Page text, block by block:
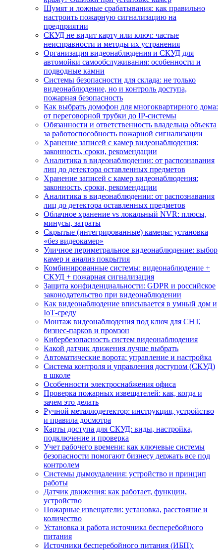
Шумят и ложные срабатывания: как правильно
настроить пожарную сигнализацию на
предприятии
СКУД не видит карту или ключ: частые
неисправности и методы их устранения
Организация видеонаблюдения и СКУД для
автомойки самообслуживания: особенности и
подводные камни
Системы безопасности для склада: не только
видеонаблюдение, но и контроль доступа,
пожарная безопасность
Как выбрать домофон для многоквартирного дома:
от переговорной трубки до IP-системы
Обязанности и ответственность владельца объекта
за работоспособность пожарной сигнализации
Хранение записей с камер видеонаблюдения:
законность, сроки, рекомендации
Аналитика в видеонаблюдении: от распознавания
лиц до детектора оставленных предметов
Хранение записей с камер видеонаблюдения:
законность, сроки, рекомендации
Аналитика в видеонаблюдении: от распознавания
лиц до детектора оставленных предметов
Облачное хранение vs локальный NVR: плюсы,
минусы, затраты
Скрытые (интегрированные) камеры: установка
«без видеокамер»
Уличное периметральное видеонаблюдение: выбор
камер и анализ покрытия
Комбинированные системы: видеонаблюдение +
СКУД + пожарная сигнализация
Защита конфиденциальности: GDPR и российское
законодательство при видеонаблюдении
Как видеонаблюдение вписывается в умный дом и
IoT‑среду
Монтаж видеонаблюдения под ключ для СНТ,
бизнес‑парков и промзон
Кибербезопасность систем видеонаблюдения
Какой датчик движения лучше выбрать
Автоматические ворота: управление и настройка
Система контроля и управления доступом (СКУД)
в школе
Особенности электроснабжения офиса
Проверка пожарных извещателей: как, когда и
зачем это делать
Ручной металлодетектор: инструкция, устройство
и правила досмотра
Карты доступа для СКУД: виды, настройка,
подключение и проверка
Учет рабочего времени: как ключевые системы
безопасности помогают бизнесу держать все под
контролем
Системы дымоудаления: устройство и принцип
работы
Датчик движения: как работает, функции,
устройство
Пожарные извещатели: установка, расстояние и
количество
Установка и работа источника бесперебойного
питания
Источники бесперебойного питания (ИБП):